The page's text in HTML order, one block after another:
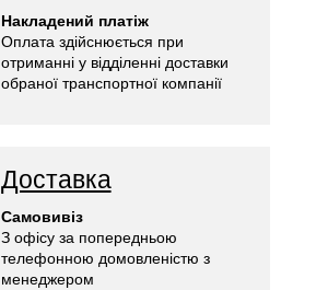
Накладений платіж
Оплата здійснюється при
отриманні у відділенні доставки
обраної транспортної компанії
Доставка
Самовивіз
З офісу за попередньою
телефонною домовленістю з
менеджером